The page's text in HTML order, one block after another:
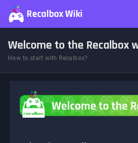
Recalbox Wiki
Welcome to the Recalbox
How to start with Recalbox?